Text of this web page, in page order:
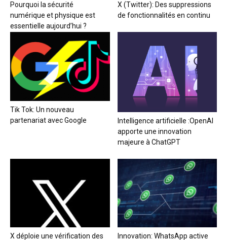
Pourquoi la sécurité
numérique et physique est
essentielle aujourd’hui ?
X (Twitter): Des suppressions
de fonctionnalités en continu
Tik Tok: Un nouveau
partenariat avec Google
Intelligence artificielle :OpenAI
apporte une innovation
majeure à ChatGPT
X déploie une vérification des
Innovation: WhatsApp active